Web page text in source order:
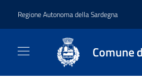
Regione Autonoma della Sardegna
Comune